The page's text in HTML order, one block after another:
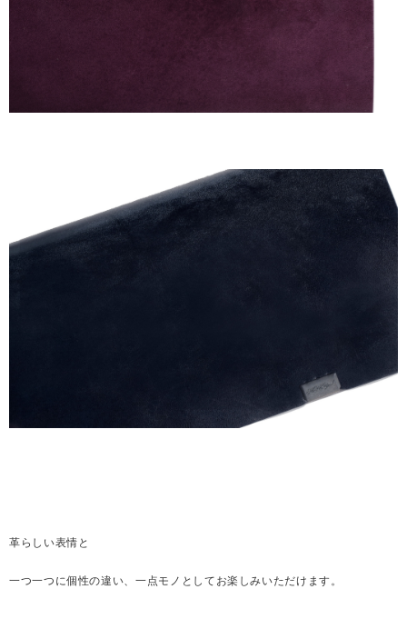
革らしい表情と
一つ一つに個性の違い、一点モノとしてお楽しみいただけます。